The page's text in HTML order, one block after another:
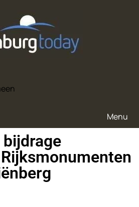
Menu